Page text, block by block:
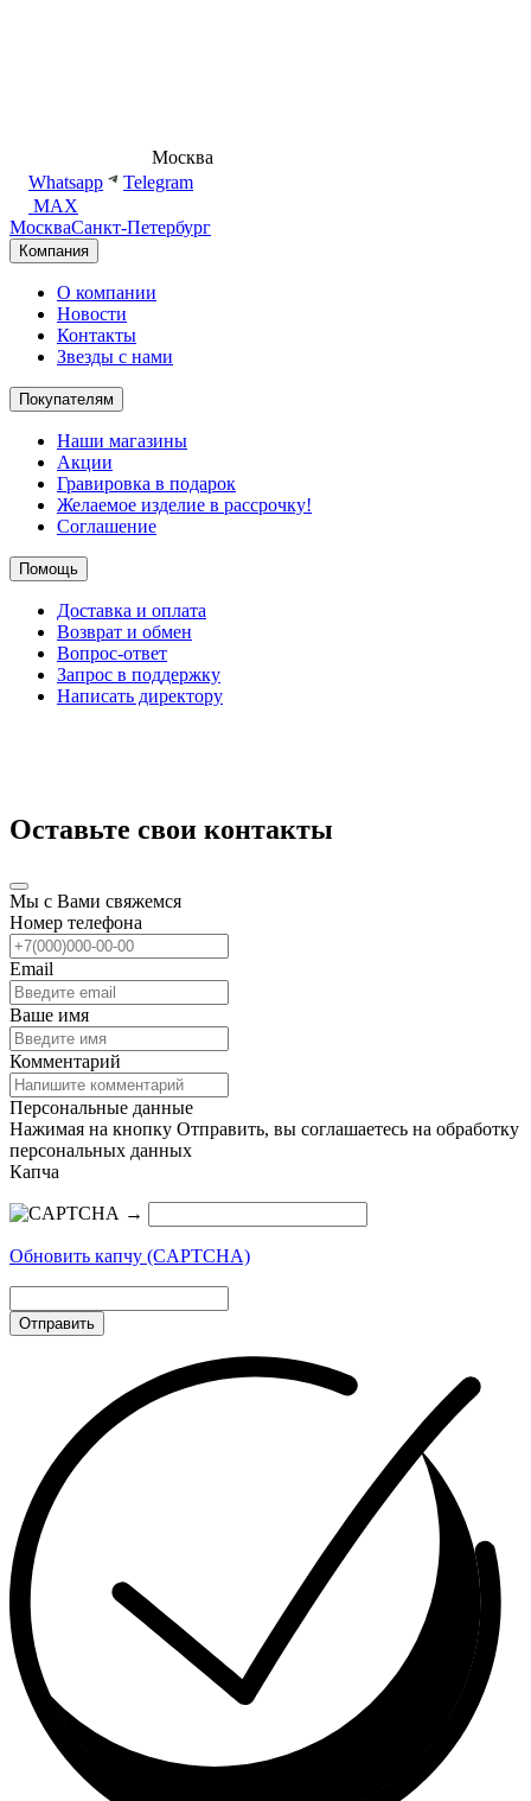
Москва
Whatsapp
Telegram
MAX
МоскваСанкт-Петербург
Компания
О компании
Новости
Контакты
Звезды с нами
Покупателям
Наши магазины
Акции
Гравировка в подарок
Желаемое изделие в рассрочку!
Соглашение
Помощь
Доставка и оплата
Возврат и обмен
Вопрос-ответ
Запрос в поддержку
Написать директору
Оставьте свои контакты
Мы с Вами свяжемся
Номер телефона
Email
Ваше имя
Комментарий
Персональные данные
Нажимая на кнопку Отправить, вы соглашаетесь на обработку
персональных данных
Капча
→
Обновить капчу (CAPTCHA)
Отправить